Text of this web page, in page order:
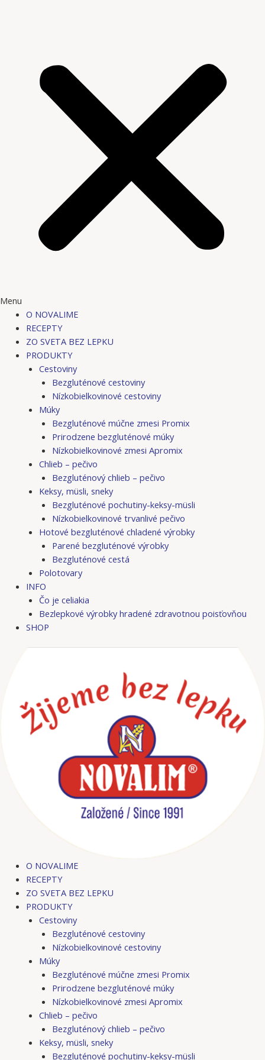
Menu
O NOVALIME
RECEPTY
ZO SVETA BEZ LEPKU
PRODUKTY
Cestoviny
Bezgluténové cestoviny
Nízkobielkovinové cestoviny
Múky
Bezgluténové múčne zmesi Promix
Prirodzene bezgluténové múky
Nízkobielkovinové zmesi Apromix
Chlieb – pečivo
Bezgluténový chlieb – pečivo
Keksy, müsli, sneky
Bezgluténové pochutiny-keksy-müsli
Nízkobielkovinové trvanlivé pečivo
Hotové bezgluténové chladené výrobky
Parené bezgluténové výrobky
Bezgluténové cestá
Polotovary
INFO
Čo je celiakia
Bezlepkové výrobky hradené zdravotnou poisťovňou
SHOP
O NOVALIME
RECEPTY
ZO SVETA BEZ LEPKU
PRODUKTY
Cestoviny
Bezgluténové cestoviny
Nízkobielkovinové cestoviny
Múky
Bezgluténové múčne zmesi Promix
Prirodzene bezgluténové múky
Nízkobielkovinové zmesi Apromix
Chlieb – pečivo
Bezgluténový chlieb – pečivo
Keksy, müsli, sneky
Bezgluténové pochutiny-keksy-müsli